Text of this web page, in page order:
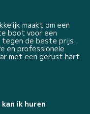
maakt om een
boot voor een
de beste prijs.
en professionele
met een gerust hart
kan ik huren